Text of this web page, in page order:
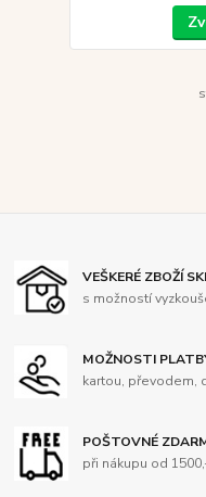
VEŠKERÉ ZBOŽÍ
s možností
MOŽNOSTI
kartou, převodem,
POŠTOVNÉ
při nákupu od